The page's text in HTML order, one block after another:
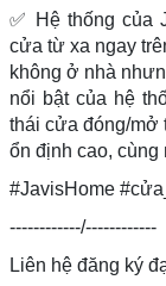
✅ Hệ thống của
cửa từ xa ngay
không ở nhà
nổi bật của hệ
thái cửa đóng/mở
ổn định cao, cùng
#JavisHome
------------/------------
Liên hệ đăng ký